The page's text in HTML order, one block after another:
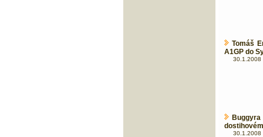
Tomáš
A1GP do
30.1.2008
30.1.2008